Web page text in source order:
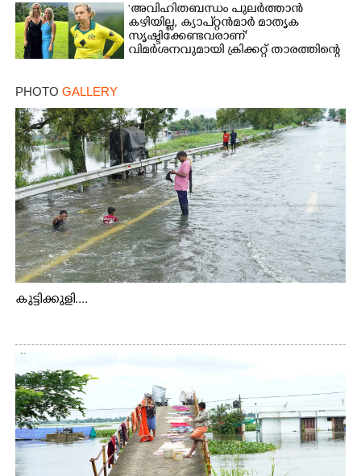
‘അവിഹിതബന്ധം പുലർത്താൻ
കഴിയില്ല,​ ക്യാപ്റ്റൻമാർ മാതൃക
സൃഷ്ടിക്കേണ്ടവരാണ്'
വിമർശനവുമായി ക്രിക്കറ്റ് താരത്തിന്റെ
PHOTO GALLERY
കുട്ടിക്കുളി....